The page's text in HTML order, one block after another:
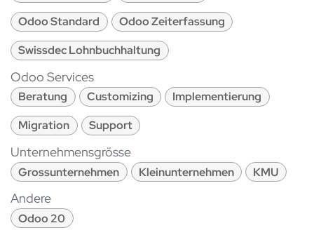
Odoo Standard
Odoo Zeiterfassung
Swissdec Lohnbuchhaltung
Odoo Services
Beratung Customizing
Implementierung
Migration
Support
Unternehmensgrösse
Grossunternehmen Kleinunternehmen KMU
Andere
Odoo 20